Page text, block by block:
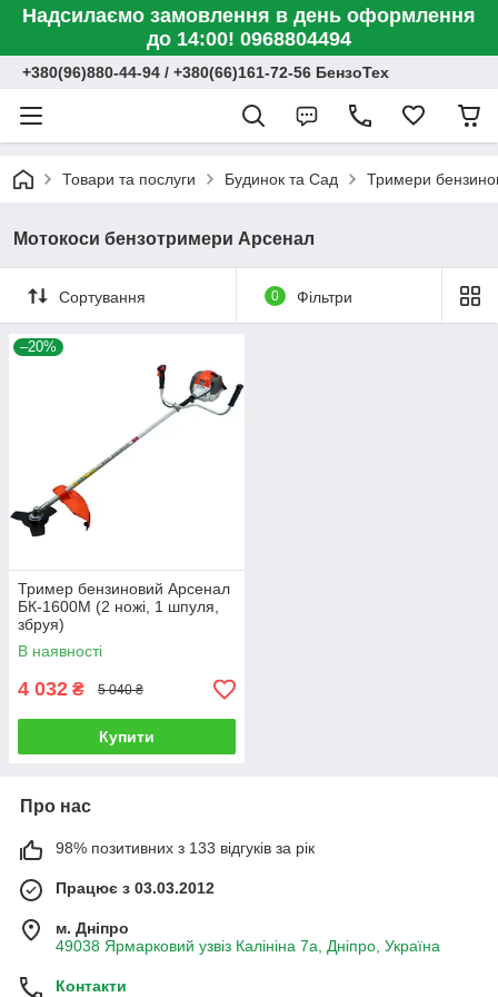
Надсилаємо замовлення в день оформлення
до 14:00! 0968804494
+380(96)880-44-94 / +380(66)161-72-56 БензоТех
Товари та послуги Будинок та Сад Тримери
Мотокоси бензотримери Арсенал
Сортування 0 Фільтри
–20%
Тример бензиновий Арсенал
БК-1600М (2 ножі, 1 шпуля,
збруя)
В наявності
4 032 ₴ 5 040 ₴
Купити
Про нас
98% позитивних з 133 відгуків за рік
Працює з 03.03.2012
м. Дніпро
49038 Ярмарковий узвіз Калініна 7а, Дніпро, Україна
Контакти